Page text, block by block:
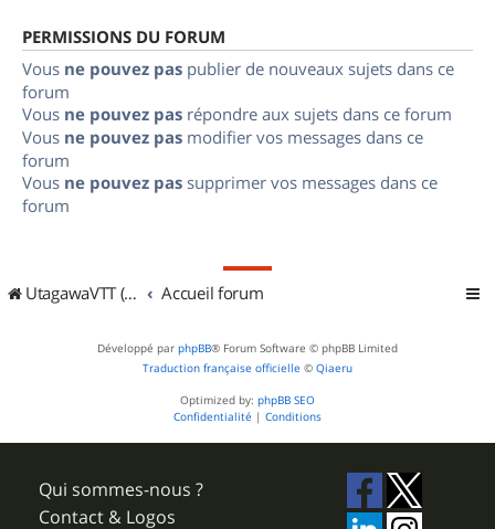
PERMISSIONS DU FORUM
Vous ne pouvez pas publier de nouveaux sujets dans ce
forum
Vous ne pouvez pas répondre aux sujets dans ce forum
Vous ne pouvez pas modifier vos messages dans ce
forum
Vous ne pouvez pas supprimer vos messages dans ce
forum
UtagawaVTT (Randos VTT et VTTAE avec traces GPS) Accueil forum
Développé par phpBB® Forum Software © phpBB Limited
Traduction française officielle © Qiaeru
Optimized by: phpBB SEO
Confidentialité | Conditions
Qui sommes-nous ?
Contact & Logos